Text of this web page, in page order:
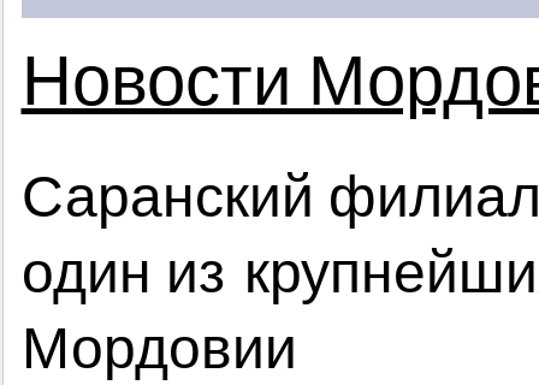
Новости
Саранский
один из
Мордовии